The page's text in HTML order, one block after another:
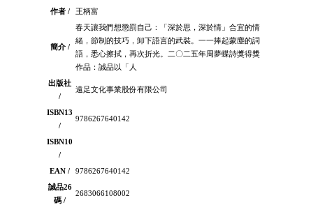
作者 /
王柄富
簡介 /
春天讓我們想懲罰自己：「深於思，深於情」合宜的情
緒，節制的技巧，卸下語言的武裝。一一捧起蒙塵的詞
語，悉心擦拭，再次折光。二〇二五年周夢蝶詩獎得獎
作品：誠品以「人
出版社
/
遠足文化事業股份有限公司
ISBN13
/
9786267640142
ISBN10
/
EAN /
9786267640142
誠品26
碼 /
2683066108002